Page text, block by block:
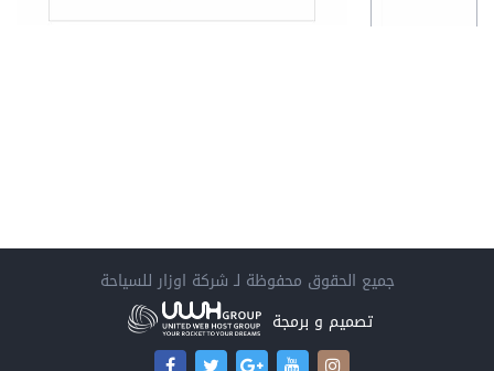
جميع الحقوق محفوظة لـ شركة اوزار للسياحة
تصميم و برمجة